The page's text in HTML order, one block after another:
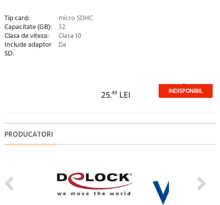
Tip card: micro SDHC
Capacitate (GB): 32
Clasa de viteza: Clasa 10
Include adaptor
SD:
Da
Stoc epuizat
25.49 LEI INDISPONIBIL
PRODUCATORI